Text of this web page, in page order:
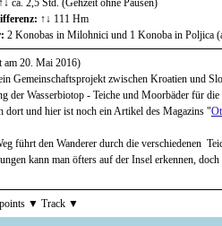
↑↓ ca. 2,5 Std. (Gehzeit ohne Pausen)
↑↓ 111 Hm
2 Konobas in Milohnici und 1 Konoba in Poljica
am 20. Mai 2016)
Gemeinschaftsprojekt zwischen Kroatien und
der Wasserbiotop - Teiche und Moorbäder für
dort und hier ist noch ein Artikel des Magazins "
führt den Wanderer durch die verschiedenen
kann man öfters auf der Insel erkennen,
to element.show list, use the arrow keys to navigate in the
Track show list, use the arrow keys to